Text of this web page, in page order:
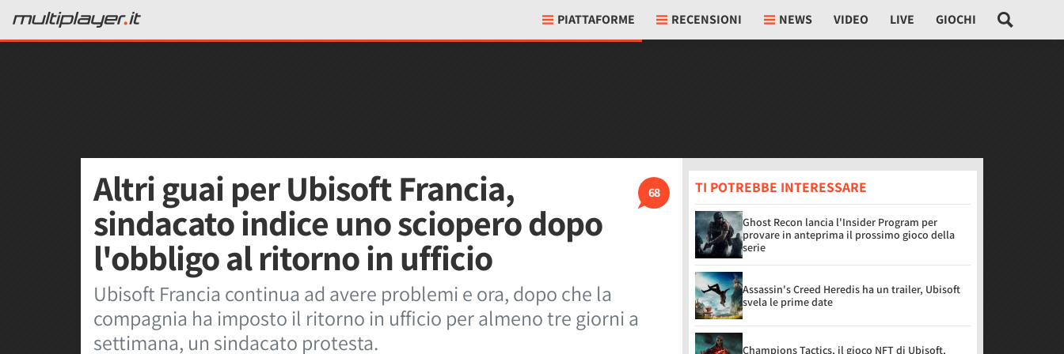
PIATTAFORME RECENSIONI NEWS VIDEO LIVE GIOCHI
68
Altri guai per Ubisoft Francia,
sindacato indice uno sciopero dopo
l'obbligo al ritorno in ufficio
Ubisoft Francia continua ad avere problemi e ora, dopo che la
compagnia ha imposto il ritorno in ufficio per almeno tre giorni a
settimana, un sindacato protesta.
TI POTREBBE INTERESSARE
Ghost Recon lancia l'Insider Program per
provare in anteprima il prossimo gioco della
serie
Assassin's Creed Heredis ha un trailer, Ubisoft
svela le prime date
Champions Tactics, il gioco NFT di Ubisoft,